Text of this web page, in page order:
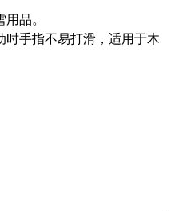
品。
时手指不易打滑，适用于木